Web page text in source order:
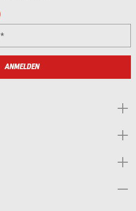
ANMELDEN